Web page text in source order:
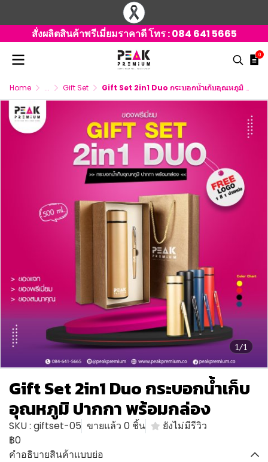
สั่งผลิตสินค้าพรีเมี่ยมราคาดี โทร :084 641 5665
0
Home ... Gift Set Gift Set 2in1 Duo กระบอกน้ำเก็บอุณหภูมิ ปากกา พร้อมกล่อง
1/1
Gift Set 2in1 Duo กระบอกน้ำเก็บ
อุณหภูมิ ปากกา พร้อมกล่อง
SKU : giftset-05 ขายแล้ว 0 ชิ้น
ยังไม่มีรีวิว
฿0
คำอธิบายสินค้าแบบย่อ